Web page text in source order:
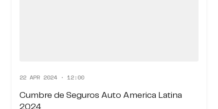
22 APR 2024 · 12:00
Cumbre de Seguros Auto America Latina
2024